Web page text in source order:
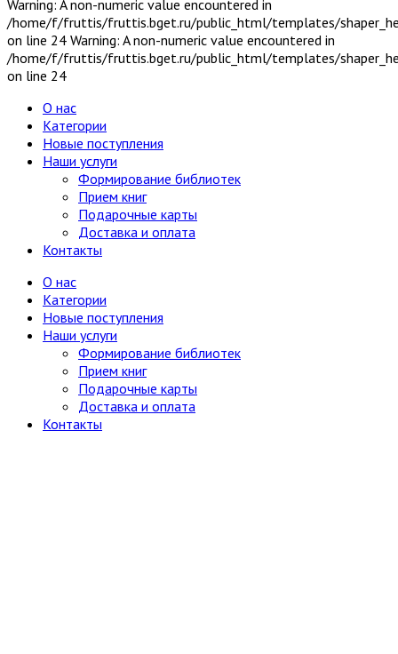
Warning: A non-numeric value encountered in
/home/f/fruttis/fruttis.bget.ru/public_html/templates/
on line 24 Warning: A non-numeric value encountered in
/home/f/fruttis/fruttis.bget.ru/public_html/templates/
on line 24
О нас
Категории
Новые поступления
Наши услуги
Формирование библиотек
Прием книг
Подарочные карты
Доставка и оплата
Контакты
О нас
Категории
Новые поступления
Наши услуги
Формирование библиотек
Прием книг
Подарочные карты
Доставка и оплата
Контакты